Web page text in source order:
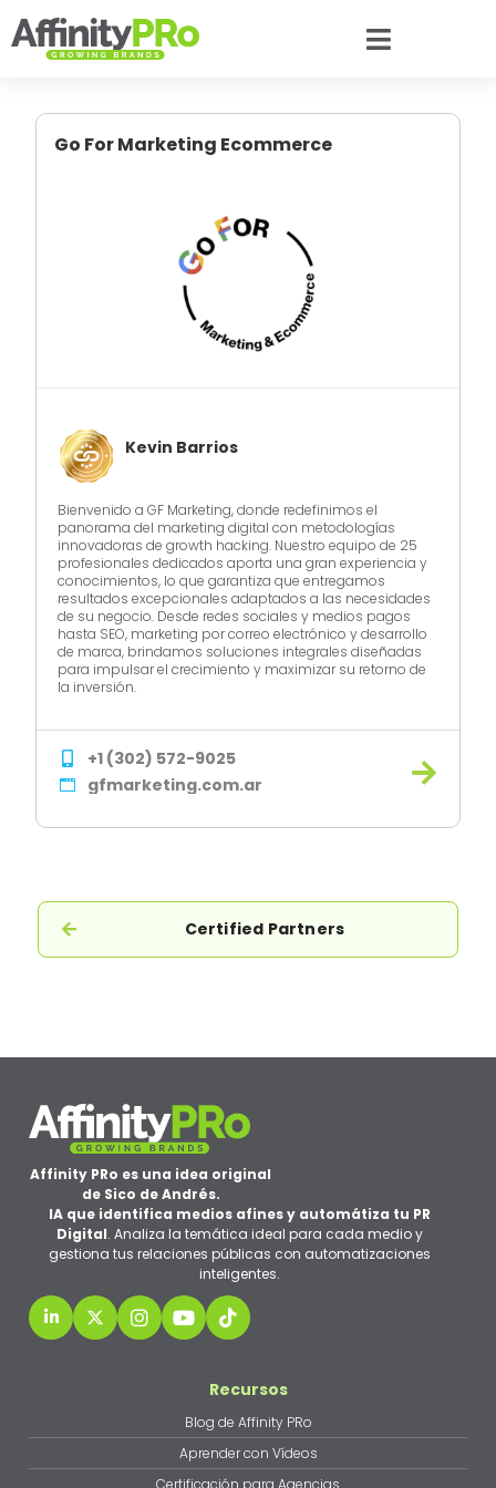
Go For Marketing Ecommerce
Kevin Barrios
Bienvenido a GF Marketing, donde redefinimos el
panorama del marketing digital con metodologías
innovadoras de growth hacking. Nuestro equipo de 25
profesionales dedicados aporta una gran experiencia y
conocimientos, lo que garantiza que entregamos
resultados excepcionales adaptados a las necesidades
de su negocio. Desde redes sociales y medios pagos
hasta SEO, marketing por correo electrónico y desarrollo
de marca, brindamos soluciones integrales diseñadas
para impulsar el crecimiento y maximizar su retorno de
la inversión.
+1 (302) 572-9025
gfmarketing.com.ar
Certified Partners
Affinity PRo es una idea original
de Sico de Andrés.
IA que identifica medios afines y automátiza tu PR
Digital. Analiza la temática ideal para cada medio y
gestiona tus relaciones públicas con automatizaciones
inteligentes.
Recursos
Blog de Affinity PRo
Aprender con Vídeos
Certificación para Agencias